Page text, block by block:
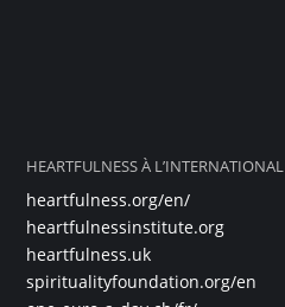
HEARTFULNESS À L’INTERNATIONAL
heartfulness.org/en/
heartfulnessinstitute.org
heartfulness.uk
spiritualityfoundation.org/en